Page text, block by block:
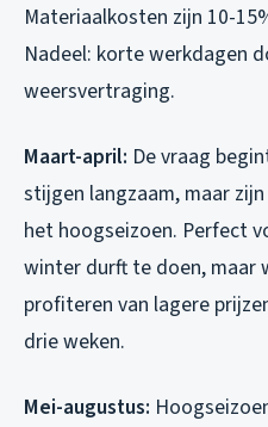
Materiaalkosten zijn 10-
Nadeel: korte werkdagen
weersvertraging.
Maart-april: De vraag
stijgen langzaam, maar
het hoogseizoen. Perfect
winter durft te doen, maar
profiteren van lagere
drie weken.
Mei-augustus: